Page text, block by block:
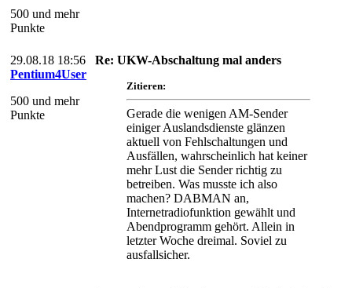
500 und mehr
Punkte
29.08.18 18:56
Pentium4User
500 und mehr
Punkte
Re: UKW-Abschaltung mal anders
Zitieren:
Gerade die wenigen AM-Sender
einiger Auslandsdienste glänzen
aktuell von Fehlschaltungen und
Ausfällen, wahrscheinlich hat keiner
mehr Lust die Sender richtig zu
betreiben. Was musste ich also
machen? DABMAN an,
Internetradiofunktion gewählt und
Abendprogramm gehört. Allein in
letzter Woche dreimal. Soviel zu
ausfallsicher.